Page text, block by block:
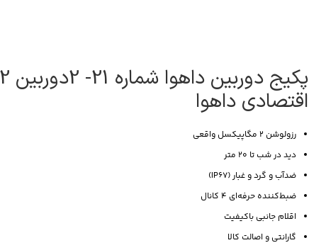
اقتصادی داهوا
رزولوشن 2 مگاپیکسل واقعی
دید در شب تا 20 متر
ضدآب و گرد و غبار (IP67)
ضبط‌کننده حرفه‌ای 4 کانال
اقلام جانبی باکیفیت
گارانتی و اصالت کالا